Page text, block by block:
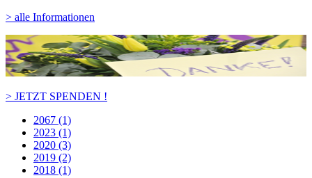
> alle Informationen
> JETZT SPENDEN !
2067 (1)
2023 (1)
2020 (3)
2019 (2)
2018 (1)